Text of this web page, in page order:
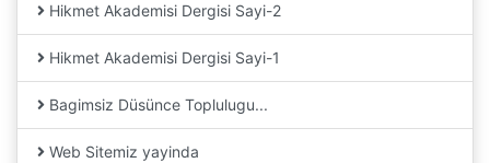
Hikmet Akademisi Dergisi Sayi-2
Hikmet Akademisi Dergisi Sayi-1
Bagimsiz Düsünce Toplulugu...
Web Sitemiz yayinda